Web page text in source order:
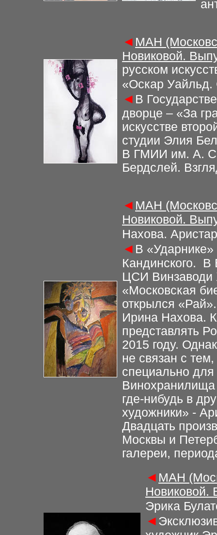
◄ МАН
Новиковой.
русском
«Оскар Уайльд.
◄ В
дворце – «За
искусстве
студии Элия
В ГМИИ им. А.
Бердслей.
◄ МАН
Новиковой.
Нахова.
◄ В
Кандинского.
ЦСИ Винзаводи
«Московская
открылся
Ирина Нахова.
представлять
2015 году.
не связан с
специально
Винохранилища
где-нибудь в
художники» -
Двадцать
Москвы и
галереи,
◄ МАН
Новиковой.
Эрика
◄